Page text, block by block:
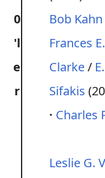
0
'l
e
r
Bob Kahn
Frances
Clarke/
Sifakis
Charles
Leslie G.